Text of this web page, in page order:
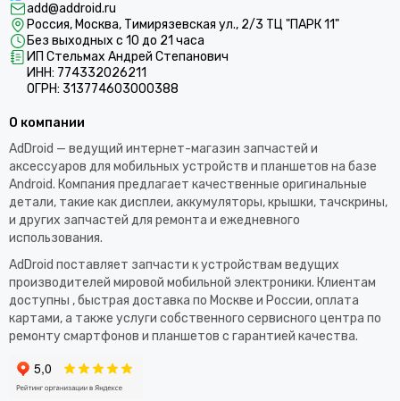
add@addroid.ru
Россия, Москва, Тимирязевская ул., 2/3 ТЦ "ПАРК 11"
Без выходных с 10 до 21 часа
ИП Стельмах Андрей Степанович
ИНН: 774332026211
ОГРН: 313774603000388
О компании
AdDroid — ведущий интернет-магазин запчастей и
аксессуаров для мобильных устройств и планшетов на базе
Android. Компания предлагает качественные оригинальные
детали, такие как дисплеи, аккумуляторы, крышки, тачскрины,
и других запчастей для ремонта и ежедневного
использования.​
AdDroid поставляет запчасти к устройствам ведущих
производителей мировой мобильной электроники. Клиентам
доступны , быстрая доставка по Москве и России, оплата
картами, а также услуги собственного сервисного центра по
ремонту смартфонов и планшетов с гарантией качества.